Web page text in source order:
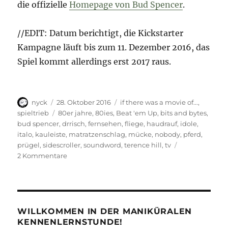
die offizielleHomepage von Bud Spencer.
//EDIT: Datum berichtigt, die Kickstarter
Kampagne läuft bis zum 11. Dezember 2016, das
Spiel kommt allerdings erst 2017 raus.
Autor
nyck
Veröffentlicht
am
28. Oktober 2016 Kategorien
if there was a movie of...,
spieltrieb
Schlagwörter
80er jahre,80ies, Beat 'em Up, bits and bytes,
bud spencer,drrisch,fernsehen,fliege, haudrauf, idole,
italo, kauleiste, matratzenschlag, mücke, nobody, pferd,
prügel,sidescroller,soundword,terence hill,tv
2 Kommentarezu
WILLKOMMEN IN DER MANIKÜRALEN
KENNENLERNSTUNDE!